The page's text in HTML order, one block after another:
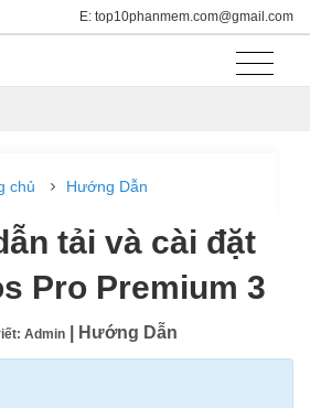
E: top10phanmem.com@gmail.com
chủ Hướng Dẫn
tải và cài đặt
Pro Premium 3
Admin | Hướng Dẫn